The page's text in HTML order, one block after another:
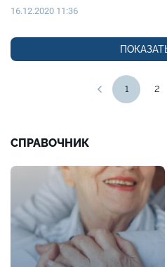
16.12.2020 11:36
1 2
СПРАВОЧНИК